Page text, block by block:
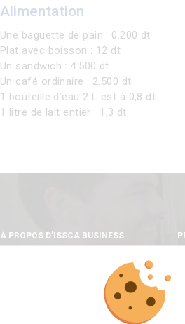
Alimentation
Une baguette de pain : 0.200 dt
Plat avec boisson : 12 dt
Un sandwich : 4.500 dt
Un café ordinaire : 2.500 dt
1 bouteille d’eau 2 L est à 0,8 dt
1 litre de lait entier : 1,3 dt
À PROPOS D’ISSCA BUSINESS